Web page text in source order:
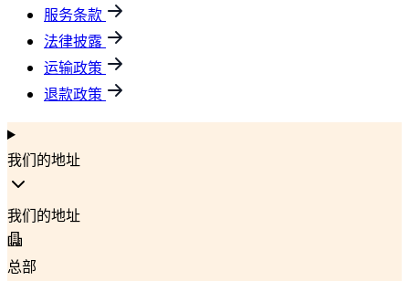
服务条款
法律披露
运输政策
退款政策
我们的地址
我们的地址
总部